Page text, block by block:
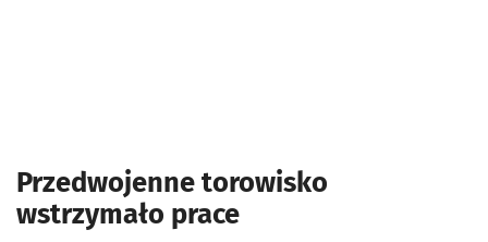
Przedwojenne torowisko
wstrzymało prace